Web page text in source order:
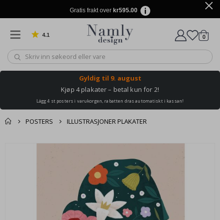
Gratis frakt over kr595.00
4.1 Basert på 1030 stemmer 0varer
Gyldig til 9. august
Kjøp 4 plakater – betal kun for 2!
Lägg 4 st posters i varukorgen, rabatten dras automatiskt i kassan!
POSTERS ILLUSTRASJONER PLAKATER
Andre kjøpte